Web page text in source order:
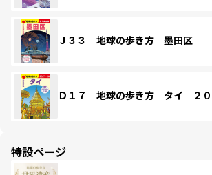
Ｊ３３ 地球の歩き方 墨田区
Ｄ１７ 地球の歩き方 タイ ２０
特設ページ